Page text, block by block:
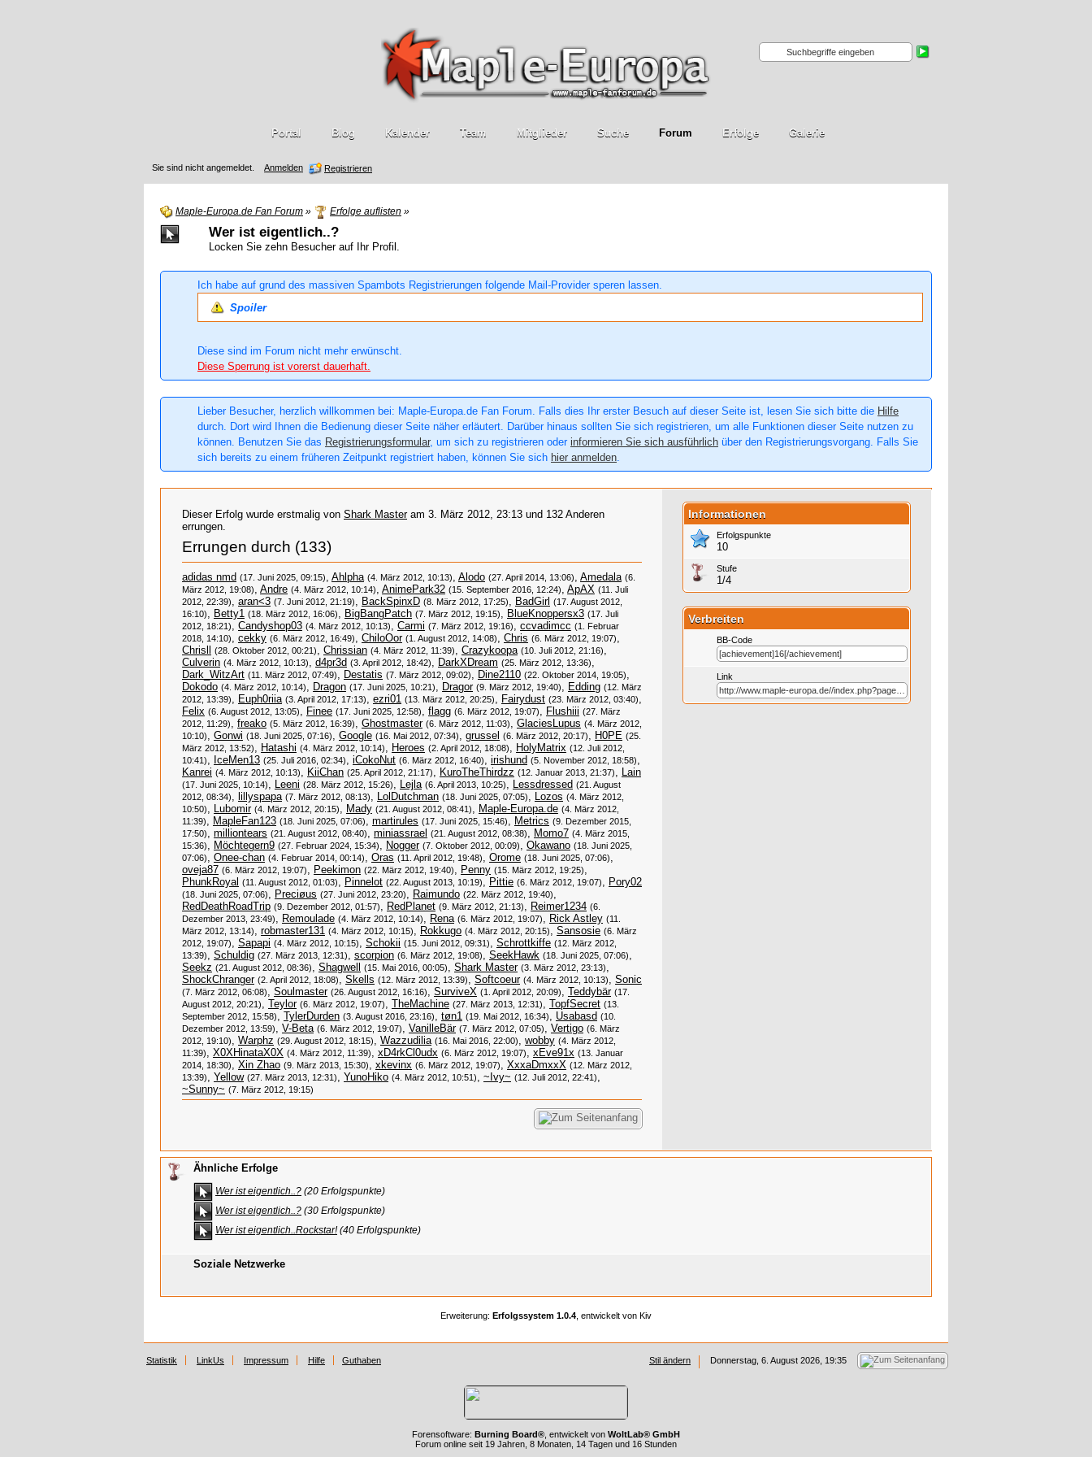
Sie sind nicht angemeldet. Anmelden Registrieren
Portal Blog Kalender Team Mitglieder Suche Forum Erfolge Galerie
Maple-Europa.de Fan Forum » Erfolge auflisten »
Wer ist eigentlich..?
Locken Sie zehn Besucher auf Ihr Profil.
Ich habe auf grund des massiven Spambots Registrierungen folgende Mail-Provider speren lassen.
Spoiler
Diese sind im Forum nicht mehr erwünscht.
Diese Sperrung ist vorerst dauerhaft.
Lieber Besucher, herzlich willkommen bei: Maple-Europa.de Fan Forum. Falls dies Ihr erster Besuch auf dieser Seite ist, lesen Sie sich bitte die Hilfe
durch. Dort wird Ihnen die Bedienung dieser Seite näher erläutert. Darüber hinaus sollten Sie sich registrieren, um alle Funktionen dieser Seite nutzen zu
können. Benutzen Sie das Registrierungsformular, um sich zu registrieren oder informieren Sie sich ausführlich über den Registrierungsvorgang. Falls Sie
sich bereits zu einem früheren Zeitpunkt registriert haben, können Sie sich hier anmelden.
Dieser Erfolg wurde erstmalig von Shark Masteram 3. März 2012, 23:13 und 132 Anderen
errungen.
Errungen durch (133)
adidas nmd (17. Juni 2025, 09:15), Ahlpha (4. März 2012, 10:13), Alodo (27. April 2014, 13:06), Amedala (6.
März 2012, 19:08), Andre (4. März 2012, 10:14), AnimePark32 (15. September 2016, 12:24), ApAX (11. Juli
2012, 22:39), aran<3 (7. Juni 2012, 21:19), BackSpinxD (8. März 2012, 17:25), BadGirl (17. August 2012,
16:10), Betty1 (18. März 2012, 16:06), BigBangPatch (7. März 2012, 19:15), BlueKnoppersx3 (17. Juli
2012, 18:21), Candyshop03 (4. März 2012, 10:13), Carmi (7. März 2012, 19:16), ccvadimcc (1. Februar
2018, 14:10), cekky (6. März 2012, 16:49), ChiloOor (1. August 2012, 14:08), Chris (6. März 2012, 19:07),
Chrisll
(28. Oktober 2012, 00:21), Chrissian (4. März 2012, 11:39), Crazykoopa (10. Juli 2012, 21:16),
Culverin (4. März 2012, 10:13), d4pr3d (3. April 2012, 18:42), DarkXDream (25. März 2012, 13:36),
Dark_WitzArt (11. März 2012, 07:49), Destatis (7. März 2012, 09:02), Dine2110 (22. Oktober 2014, 19:05),
Dokodo (4. März 2012, 10:14), Dragon (17. Juni 2025, 10:21), Dragor (9. März 2012, 19:40), Edding (12. März
2012, 13:39), Euph0riia (3. April 2012, 17:13), ezri01 (13. März 2012, 20:25), Fairydust (23. März 2012, 03:40),
Felix (6. August 2012, 13:05), Finee (17. Juni 2025, 12:58), flagg (6. März 2012, 19:07), Flushiii (27. März
2012, 11:29), freako (5. März 2012, 16:39), Ghostmaster (6. März 2012, 11:03), GlaciesLupus (4. März 2012,
10:10), Gonwi (18. Juni 2025, 07:16), Google (16. Mai 2012, 07:34), grussel (6. März 2012, 20:17), H0PE (25.
März 2012, 13:52), Hatashi (4. März 2012, 10:14), Heroes (2. April 2012, 18:08), HolyMatrix (12. Juli 2012,
10:41), IceMen13 (25. Juli 2016, 02:34), iCokoNut (6. März 2012, 16:40), irishund (5. November 2012, 18:58),
Kanrei (4. März 2012, 10:13), KiiChan (25. April 2012, 21:17), KuroTheThirdzz (12. Januar 2013, 21:37), Lain
(17. Juni 2025, 10:14), Leeni (28. März 2012, 15:26), Lejla (6. April 2013, 10:25), Lessdressed (21. August
2012, 08:34), lillyspapa (7. März 2012, 08:13), LolDutchman (18. Juni 2025, 07:05), Lozos (4. März 2012,
10:50), Lubomir (4. März 2012, 20:15), Mady (21. August 2012, 08:41), Maple-Europa.de (4. März 2012,
11:39), MapleFan123 (18. Juni 2025, 07:06), martirules (17. Juni 2025, 15:46), Metrics (9. Dezember 2015,
17:50), milliontears (21. August 2012, 08:40), miniassrael (21. August 2012, 08:38), Momo7 (4. März 2015,
15:36), Möchtegern9 (27. Februar 2024, 15:34), Nogger (7. Oktober 2012, 00:09), Okawano (18. Juni 2025,
07:06), Onee-chan (4. Februar 2014, 00:14), Oras (11. April 2012, 19:48), Orome (18. Juni 2025, 07:06),
oveja87 (6. März 2012, 19:07), Peekimon (22. März 2012, 19:40), Penny (15. März 2012, 19:25),
PhunkRoyal (11. August 2012, 01:03), Pinnelot (22. August 2013, 10:19), Pittie (6. März 2012, 19:07), Pory02
(18. Juni 2025, 07:06), Preciøus (27. Juni 2012, 23:20), Raimundo (22. März 2012, 19:40),
RedDeathRoadTrip (9. Dezember 2012, 01:57), RedPlanet (9. März 2012, 21:13), Reimer1234 (6.
Dezember 2013, 23:49), Remoulade (4. März 2012, 10:14), Rena (6. März 2012, 19:07), Rick Astley (11.
März 2012, 13:14), robmaster131 (4. März 2012, 10:15), Rokkugo (4. März 2012, 20:15), Sansosie (6. März
2012, 19:07), Sapapi (4. März 2012, 10:15), Schokii (15. Juni 2012, 09:31), Schrottkiffe (12. März 2012,
13:39), Schuldig (27. März 2013, 12:31), scorpion (6. März 2012, 19:08), SeekHawk (18. Juni 2025, 07:06),
Seekz (21. August 2012, 08:36), Shagwell (15. Mai 2016, 00:05), Shark Master (3. März 2012, 23:13),
ShockChranger (2. April 2012, 18:08), Skells (12. März 2012, 13:39), Softcoeur (4. März 2012, 10:13), Sonic
(7. März 2012, 06:08), Soulmaster (26. August 2012, 16:16), SurviveX (1. April 2012, 20:09), Teddybär (17.
August 2012, 20:21), Teylor (6. März 2012, 19:07), TheMachine (27. März 2013, 12:31), TopfSecret (13.
September 2012, 15:58), TylerDurden (3. August 2016, 23:16), tøn1 (19. Mai 2012, 16:34), Usabasd (10.
Dezember 2012, 13:59), V-Beta (6. März 2012, 19:07), VanilleBär (7. März 2012, 07:05), Vertigo (6. März
2012, 19:10), Warphz (29. August 2012, 18:15), Wazzudilia (16. Mai 2016, 22:00), wobby (4. März 2012,
11:39), X0XHinataX0X (4. März 2012, 11:39), xD4rkCl0udx (6. März 2012, 19:07), xEve91x (13. Januar
2014, 18:30), Xin Zhao (9. März 2013, 15:30), xkevinx (6. März 2012, 19:07), XxxaDmxxX (12. März 2012,
13:39), Yellow (27. März 2013, 12:31), YunoHiko (4. März 2012, 10:51), ~Ivy~ (12. Juli 2012, 22:41),
~Sunny~ (7. März 2012, 19:15)
Informationen
Erfolgspunkte
10
Stufe
1/4
Verbreiten
BB-Code
Link
Ähnliche Erfolge
Wer ist eigentlich..? (20 Erfolgspunkte)
Wer ist eigentlich..? (30 Erfolgspunkte)
Wer ist eigentlich..Rockstar! (40 Erfolgspunkte)
Soziale Netzwerke
Erweiterung: Erfolgssystem 1.0.4 , entwickelt von Kiv
Statistik LinkUs Impressum Hilfe Guthaben Stil ändern Donnerstag, 6. August 2026, 19:35
Forensoftware: Burning Board® , entwickelt von WoltLab® GmbH
Forum online seit 19 Jahren, 8 Monaten, 14 Tagen und 16 Stunden